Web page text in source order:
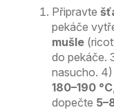
Připravte
pekáče
mušle
do pekáče.
nasucho. 4)
180–190 °C
dopečte